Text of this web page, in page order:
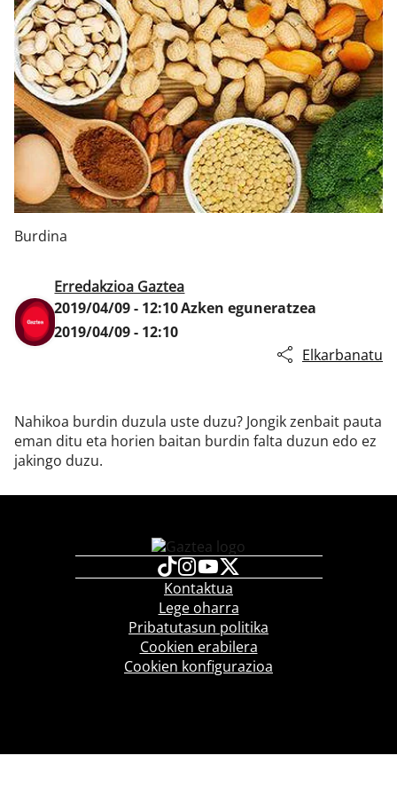
Klisk
Burdina
Erredakzioa Gaztea
2019/04/09 - 12:10Azken eguneratzea
2019/04/09 - 12:10
Elkarbanatu
Nahikoa burdin duzula uste duzu? Jongik zenbait pauta
eman ditu eta horien baitan burdin falta duzun edo ez
jakingo duzu.
Kontaktua
Lege oharra
Pribatutasun politika
Cookien erabilera
Cookien konfigurazioa